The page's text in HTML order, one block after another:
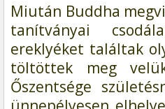
Miután Buddha
tanítványai
ereklyéket találtak
töltöttek meg
Őszentsége